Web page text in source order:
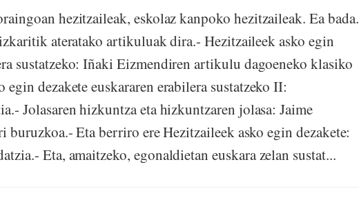
hezitzaileak, eskolaz kanpoko hezitzaileak. Ea bada.
ateratako artikuluak dira.- Hezitzaileek asko egin
sustatzeko: Iñaki Eizmendiren artikulu dagoeneko klasiko
dezakete euskararen erabilera sustatzeko II:
Jolasaren hizkuntza eta hizkuntzaren jolasa: Jaime
Eta berriro ere Hezitzaileek asko egin dezakete:
Eta, amaitzeko, egonaldietan euskara zelan sustat...